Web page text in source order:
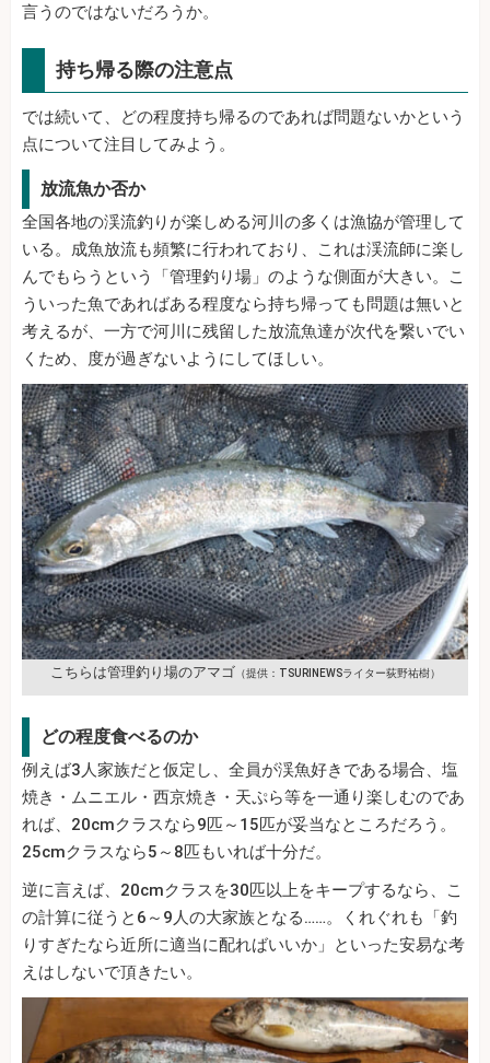
言うのではないだろうか。
持ち帰る際の注意点
では続いて、どの程度持ち帰るのであれば問題ないかという
点について注目してみよう。
放流魚か否か
全国各地の渓流釣りが楽しめる河川の多くは漁協が管理して
いる。成魚放流も頻繁に行われており、これは渓流師に楽し
んでもらうという「管理釣り場」のような側面が大きい。こ
ういった魚であればある程度なら持ち帰っても問題は無いと
考えるが、一方で河川に残留した放流魚達が次代を繋いでい
くため、度が過ぎないようにしてほしい。
こちらは管理釣り場のアマゴ （提供：TSURINEWSライター荻野祐樹）
どの程度食べるのか
例えば3人家族だと仮定し、全員が渓魚好きである場合、塩
焼き・ムニエル・西京焼き・天ぷら等を一通り楽しむのであ
れば、20cmクラスなら9匹～15匹が妥当なところだろう。
25cmクラスなら5～8匹もいれば十分だ。
逆に言えば、20cmクラスを30匹以上をキープするなら、こ
の計算に従うと6～9人の大家族となる……。くれぐれも「釣
りすぎたなら近所に適当に配ればいいか」といった安易な考
えはしないで頂きたい。